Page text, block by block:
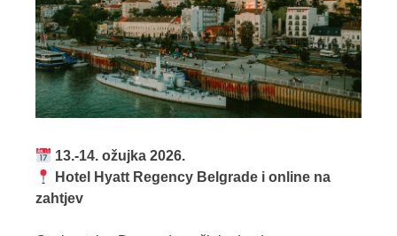
13.-14. ožujka 2026.
Hotel Hyatt Regency Belgrade i online na
zahtjev